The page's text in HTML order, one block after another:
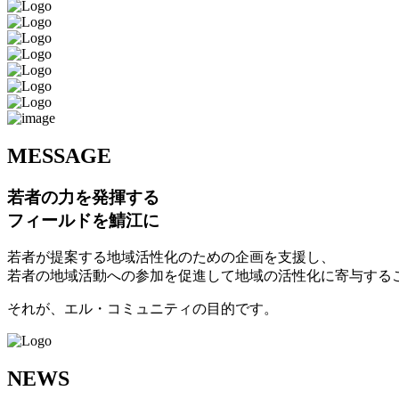
MESSAGE
若者の力を発揮する
フィールドを鯖江に
若者が提案する地域活性化のための企画を支援し、
若者の地域活動への参加を促進して地域の活性化に寄与する
それが、エル・コミュニティの目的です。
NEWS